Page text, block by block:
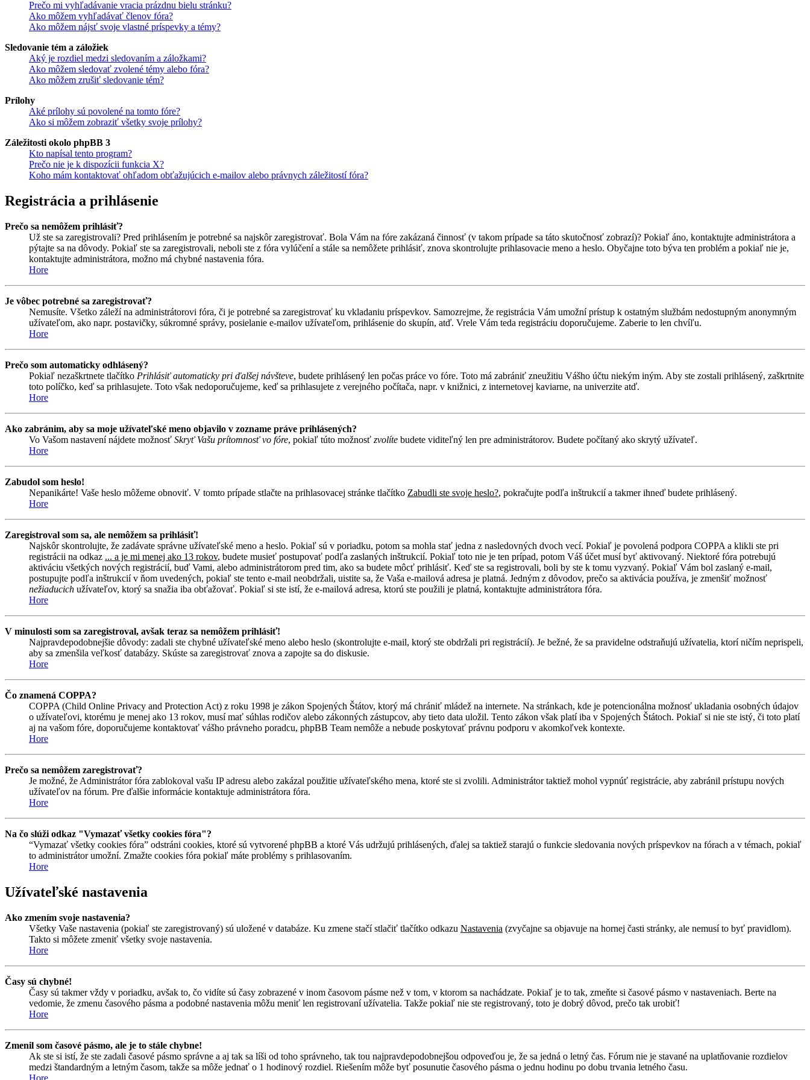
Prečo mi vyhľadávanie vracia prázdnu bielu stránku?
Ako môžem vyhľadávať členov fóra?
Ako môžem nájsť svoje vlastné príspevky a témy?
Sledovanie tém a záložiek
Aký je rozdiel medzi sledovaním a záložkami?
Ako môžem sledovať zvolené témy alebo fóra?
Ako môžem zrušiť sledovanie tém?
Prílohy
Aké prílohy sú povolené na tomto fóre?
Ako si môžem zobraziť všetky svoje prílohy?
Záležitosti okolo phpBB 3
Kto napísal tento program?
Prečo nie je k dispozícii funkcia X?
Koho mám kontaktovať ohľadom obťažujúcich e-mailov alebo právnych záležitostí fóra?
Registrácia a prihlásenie
Prečo sa nemôžem prihlásiť?
Už ste sa zaregistrovali? Pred prihlásením je potrebné sa najskôr zaregistrovať. Bola Vám na fóre zakázaná činnosť (v takom prípade sa táto skutočnosť zobrazí)? Pokiaľ áno, kontaktujte administrátora a
pýtajte sa na dôvody. Pokiaľ ste sa zaregistrovali, neboli ste z fóra vylúčení a stále sa nemôžete prihlásiť, znova skontrolujte prihlasovacie meno a heslo. Obyčajne toto býva ten problém a pokiaľ nie je,
kontaktujte administrátora, možno má chybné nastavenia fóra.
Hore
Je vôbec potrebné sa zaregistrovať?
Nemusíte. Všetko záleží na administrátorovi fóra, či je potrebné sa zaregistrovať ku vkladaniu príspevkov. Samozrejme, že registrácia Vám umožní prístup k ostatným službám nedostupným anonymným
užívateľom, ako napr. postavičky, súkromné správy, posielanie e-mailov užívateľom, prihlásenie do skupín, atď. Vrele Vám teda registráciu doporučujeme. Zaberie to len chvíľu.
Hore
Prečo som automaticky odhlásený?
Pokiaľ nezaškrtnete tlačítko Prihlásiť automaticky pri ďalšej návšteve, budete prihlásený len počas práce vo fóre. Toto má zabrániť zneužitiu Vášho účtu niekým iným. Aby ste zostali prihlásený, zaškrtnite
toto políčko, keď sa prihlasujete. Toto však nedoporučujeme, keď sa prihlasujete z verejného počítača, napr. v knižnici, z internetovej kaviarne, na univerzite atď.
Hore
Ako zabránim, aby sa moje užívateľské meno objavilo v zozname práve prihlásených?
Vo Vašom nastavení nájdete možnosť Skryť Vašu prítomnosť vo fóre, pokiaľ túto možnosť zvolíte budete viditeľný len pre administrátorov. Budete počítaný ako skrytý užívateľ.
Hore
Zabudol som heslo!
Nepanikárte! Vaše heslo môžeme obnoviť. V tomto prípade stlačte na prihlasovacej stránke tlačítko Zabudli ste svoje heslo?, pokračujte podľa inštrukcií a takmer ihneď budete prihlásený.
Hore
Zaregistroval som sa, ale nemôžem sa prihlásiť!
Najskôr skontrolujte, že zadávate správne užívateľské meno a heslo. Pokiaľ sú v poriadku, potom sa mohla stať jedna z nasledovných dvoch vecí. Pokiaľ je povolená podpora COPPA a klikli ste pri
registrácii na odkaz ... a je mi menej ako 13 rokov, budete musieť postupovať podľa zaslaných inštrukcií. Pokiaľ toto nie je ten prípad, potom Váš účet musí byť aktivovaný. Niektoré fóra potrebujú
aktiváciu všetkých nových registrácií, buď Vami, alebo administrátorom pred tim, ako sa budete môcť prihlásiť. Keď ste sa registrovali, boli by ste k tomu vyzvaný. Pokiaľ Vám bol zaslaný e-mail,
postupujte podľa inštrukcií v ňom uvedených, pokiaľ ste tento e-mail neobdržali, uistite sa, že Vaša e-mailová adresa je platná. Jedným z dôvodov, prečo sa aktivácia používa, je zmenšiť možnosť
nežiaducich užívateľov, ktorý sa snažia iba obťažovať. Pokiaľ si ste istí, že e-mailová adresa, ktorú ste použili je platná, kontaktujte administrátora fóra.
Hore
V minulosti som sa zaregistroval, avšak teraz sa nemôžem prihlásiť!
Najpravdepodobnejšie dôvody: zadali ste chybné užívateľské meno alebo heslo (skontrolujte e-mail, ktorý ste obdržali pri registrácií). Je bežné, že sa pravidelne odstraňujú užívatelia, ktorí ničím neprispeli,
aby sa zmenšila veľkosť databázy. Skúste sa zaregistrovať znova a zapojte sa do diskusie.
Hore
Čo znamená COPPA?
COPPA (Child Online Privacy and Protection Act) z roku 1998 je zákon Spojených Štátov, ktorý má chrániť mládež na internete. Na stránkach, kde je potencionálna možnosť ukladania osobných údajov
o užívateľovi, ktorému je menej ako 13 rokov, musí mať súhlas rodičov alebo zákonných zástupcov, aby tieto data uložil. Tento zákon však platí iba v Spojených Štátoch. Pokiaľ si nie ste istý, či toto platí
aj na vašom fóre, doporučujeme kontaktovať vášho právneho poradcu, phpBB Team nemôže a nebude poskytovať právnu podporu v akomkoľvek kontexte.
Hore
Prečo sa nemôžem zaregistrovať?
Je možné, že Administrátor fóra zablokoval vašu IP adresu alebo zakázal použitie užívateľského mena, ktoré ste si zvolili. Administrátor taktiež mohol vypnúť registrácie, aby zabránil prístupu nových
užívateľov na fórum. Pre ďalšie informácie kontaktuje administrátora fóra.
Hore
Na čo slúži odkaz "Vymazať všetky cookies fóra"?
“Vymazať všetky cookies fóra” odstráni cookies, ktoré sú vytvorené phpBB a ktoré Vás udržujú prihlásených, ďalej sa taktiež starajú o funkcie sledovania nových príspevkov na fórach a v témach, pokiaľ
to administrátor umožní. Zmažte cookies fóra pokiaľ máte problémy s prihlasovaním.
Hore
Užívateľské nastavenia
Ako zmením svoje nastavenia?
Všetky Vaše nastavenia (pokiaľ ste zaregistrovaný) sú uložené v databáze. Ku zmene stačí stlačiť tlačítko odkazu Nastavenia (zvyčajne sa objavuje na hornej časti stránky, ale nemusí to byť pravidlom).
Takto si môžete zmeniť všetky svoje nastavenia.
Hore
Časy sú chybné!
Časy sú takmer vždy v poriadku, avšak to, čo vidíte sú časy zobrazené v inom časovom pásme než v tom, v ktorom sa nachádzate. Pokiaľ je to tak, zmeňte si časové pásmo v nastaveniach. Berte na
vedomie, že zmenu časového pásma a podobné nastavenia môžu meniť len registrovaní užívatelia. Takže pokiaľ nie ste registrovaný, toto je dobrý dôvod, prečo tak urobiť!
Hore
Zmenil som časové pásmo, ale je to stále chybne!
Ak ste si istí, že ste zadali časové pásmo správne a aj tak sa líši od toho správneho, tak tou najpravdepodobnejšou odpoveďou je, že sa jedná o letný čas. Fórum nie je stavané na uplatňovanie rozdielov
medzi štandardným a letným časom, takže sa môže jednať o 1 hodinový rozdiel. Riešením môže byť posunutie časového pásma o jednu hodinu po dobu trvania letného času.
Hore